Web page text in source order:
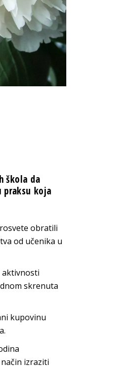
škola da
praksu koja
obratili
od učenika u
aktivnosti
skrenuta
kupovinu
izraziti